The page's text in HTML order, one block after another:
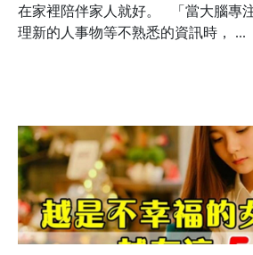
在家裡陪伴家人就好。 「當大腦專
理新的人事物等不熟悉的資訊時， ...